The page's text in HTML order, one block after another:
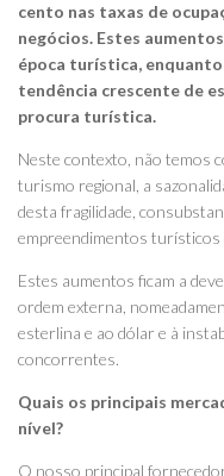
cento nas taxas de
negócios. Estes
época turística,
tendência crescente de
procura turística.
Neste contexto, não temos
turismo regional, a
desta fragilidade,
empreendimentos
Estes aumentos ficam a
ordem externa,
esterlina e ao dólar e à
concorrentes.
Quais os principais
nível?
O nosso principal